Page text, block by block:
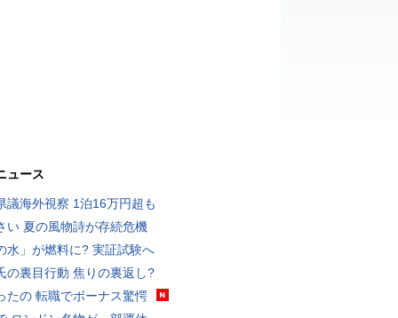
ュース
議海外視察 1泊16万円超も
い 夏の風物詩が存続危機
水」が燃料に? 実証試験へ
の裏目行動 焦りの裏返し?
たの 転職でボーナス驚愕